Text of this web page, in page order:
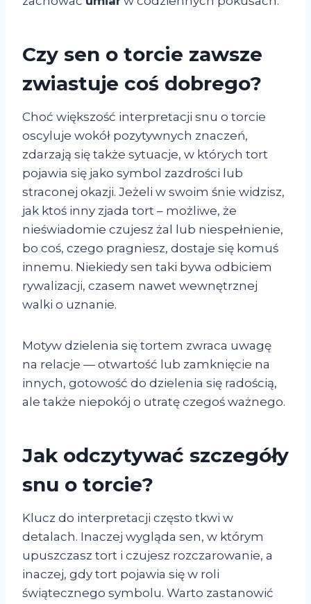
Czy sen o torcie zawsze
zwiastuje coś dobrego?
Choć większość interpretacji snu o torcie
oscyluje wokół pozytywnych znaczeń,
zdarzają się także sytuacje, w których tort
pojawia się jako symbol zazdrości lub
straconej okazji. Jeżeli w swoim śnie widzisz,
jak ktoś inny zjada tort – możliwe, że
nieświadomie czujesz żal lub niespełnienie,
bo coś, czego pragniesz, dostaje się komuś
innemu. Niekiedy sen taki bywa odbiciem
rywalizacji, czasem nawet wewnętrznej
walki o uznanie.
Motyw dzielenia się tortem zwraca uwagę
na relacje — otwartość lub zamknięcie na
innych, gotowość do dzielenia się radością,
ale także niepokój o utratę czegoś ważnego.
Jak odczytywać szczegóły
snu o torcie?
Klucz do interpretacji często tkwi w
detalach. Inaczej wygląda sen, w którym
upuszczasz tort i czujesz rozczarowanie, a
inaczej, gdy tort pojawia się w roli
świątecznego symbolu. Warto zastanowić